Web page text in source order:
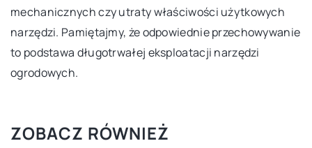
mechanicznych czy utraty właściwości użytkowych
narzędzi. Pamiętajmy, że odpowiednie przechowywanie
to podstawa długotrwałej eksploatacji narzędzi
ogrodowych.
ZOBACZ RÓWNIEŻ